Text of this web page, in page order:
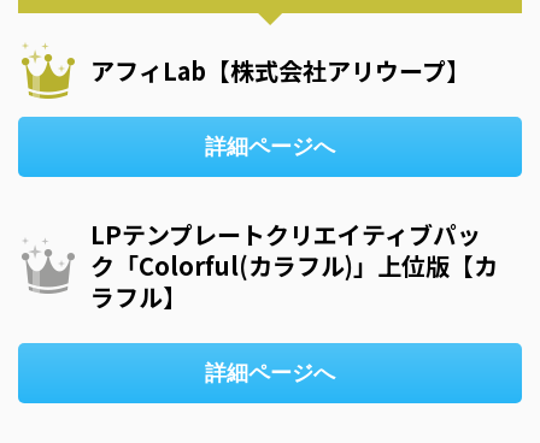
アフィLab【株式会社アリウープ】
詳細ページへ
LPテンプレートクリエイティブパッ
ク「Colorful(カラフル)」上位版【カ
ラフル】
詳細ページへ